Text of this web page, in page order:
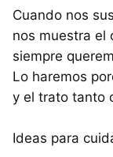
Cuando nos
nos muestra el
siempre
Lo haremos
y el trato tanto
Ideas para